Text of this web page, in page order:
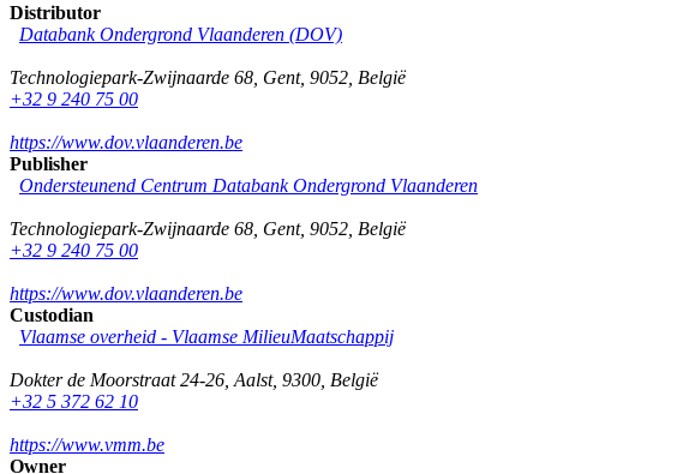
Distributor
Databank Ondergrond Vlaanderen (DOV)
Technologiepark-Zwijnaarde 68 Gent, 9052 België
+32 9 240 75 00
https://www.dov.vlaanderen.be
Publisher
Ondersteunend Centrum Databank Ondergrond Vlaanderen
Technologiepark-Zwijnaarde 68 Gent, 9052 België
+32 9 240 75 00
https://www.dov.vlaanderen.be
Custodian
Vlaamse overheid - Vlaamse MilieuMaatschappij
Dokter de Moorstraat 24-26 Aalst, 9300 België
+32 5 372 62 10
https://www.vmm.be
Owner